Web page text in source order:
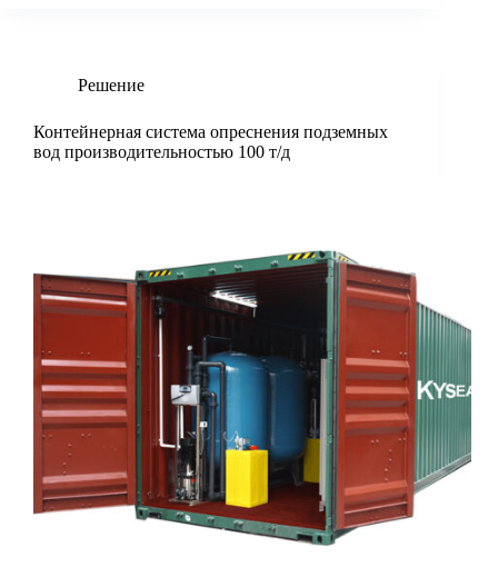
Решение
Контейнерная система опреснения подземных
вод производительностью 100 т/д